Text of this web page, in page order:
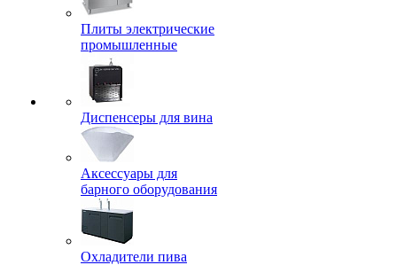
Плиты электрические
промышленные
Диспенсеры для вина
Аксессуары для
барного оборудования
Охладители пива